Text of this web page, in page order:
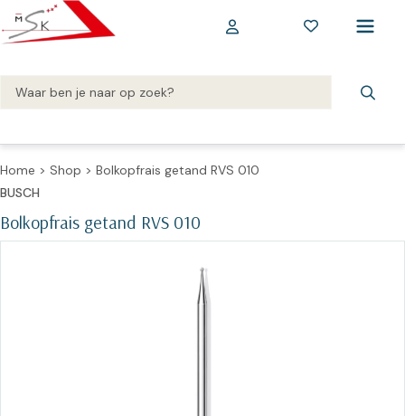
Home > Shop > Bolkopfrais getand RVS 010
Bolkopfrais getand RVS 010
BUSCH